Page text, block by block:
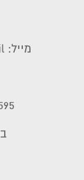
מייל: clinic@liorshenhav.co.il